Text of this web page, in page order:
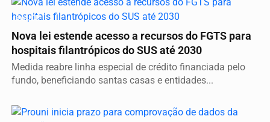
SAÚDE
Nova lei estende acesso a recursos do FGTS para
hospitais filantrópicos do SUS até 2030
Medida reabre linha especial de crédito financiada pelo
fundo, beneficiando santas casas e entidades...